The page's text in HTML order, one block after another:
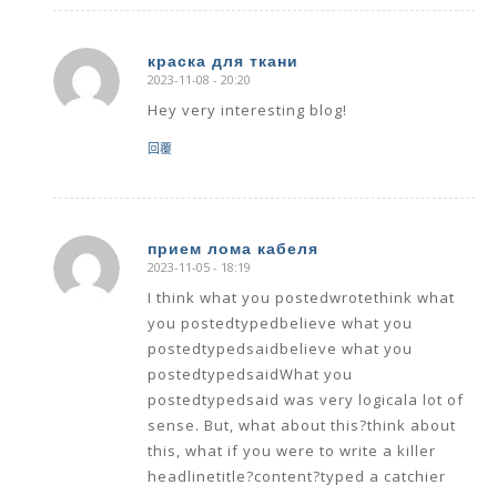
краска для ткани
says:
2023-11-08 - 20:20
Hey very interesting blog!
回覆
прием лома кабеля
says:
2023-11-05 - 18:19
I think what you postedwrotethink what
you postedtypedbelieve what you
postedtypedsaidbelieve what you
postedtypedsaidWhat you
postedtypedsaid was very logicala lot of
sense. But, what about this?think about
this, what if you were to write a killer
headlinetitle?content?typed a catchier